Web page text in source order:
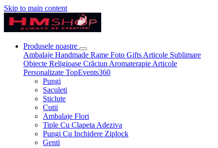
Skip to main content
Produsele noastre
Ambalaje Handmade Rame Foto Gifts Articole Sublimare
Obiecte Religioase Crăciun Aromaterapie Articole
Personalizate TopEvents360
Pungi
Saculeti
Sticlute
Cutii
Ambalaje Flori
Tiple Cu Clapeta Adeziva
Pungi Cu Inchidere Ziplock
Genti